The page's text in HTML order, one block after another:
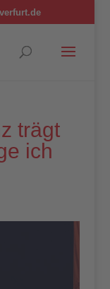
trägt
ich